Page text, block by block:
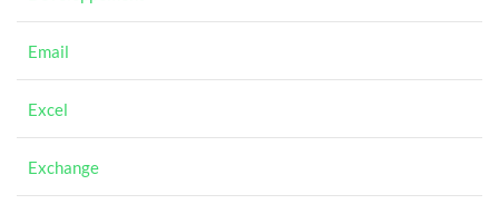
Email
Excel
Exchange